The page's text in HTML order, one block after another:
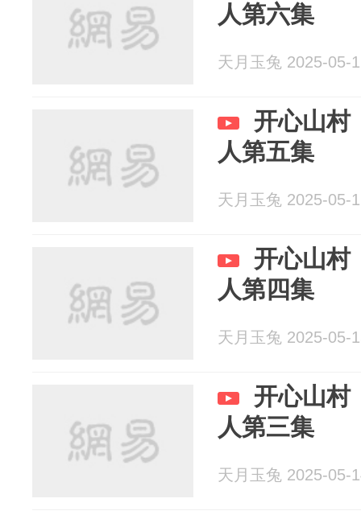
人第六集
天月玉兔 2025-05-
开心山村
人第五集
天月玉兔 2025-05-
开心山村
人第四集
天月玉兔 2025-05-
开心山村
人第三集
天月玉兔 2025-05-